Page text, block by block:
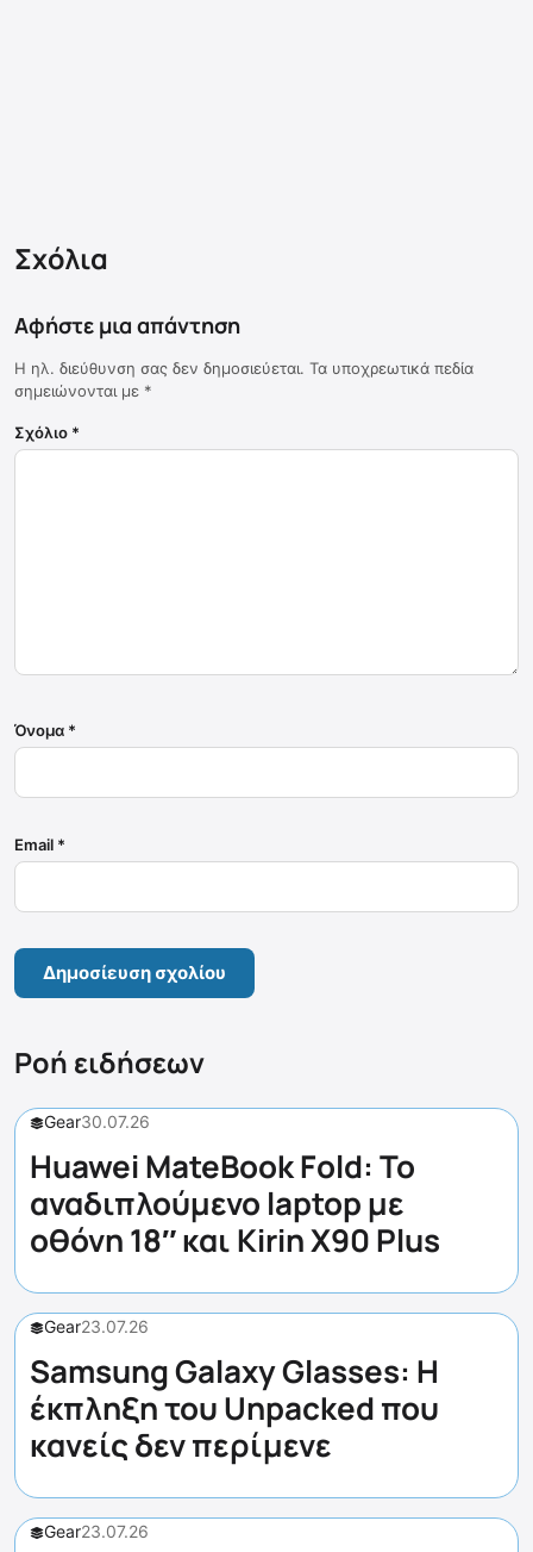
Σχόλια
Αφήστε μια απάντηση
Η ηλ. διεύθυνση σας δεν δημοσιεύεται. Τα υποχρεωτικά πεδία
σημειώνονται με *
Σχόλιο *
Όνομα *
Email *
Ροή ειδήσεων
Gear30.07.26
Huawei MateBook Fold: Το
αναδιπλούμενο laptop με
οθόνη 18″ και Kirin X90 Plus
Gear23.07.26
Samsung Galaxy Glasses: Η
έκπληξη του Unpacked που
κανείς δεν περίμενε
Gear23.07.26